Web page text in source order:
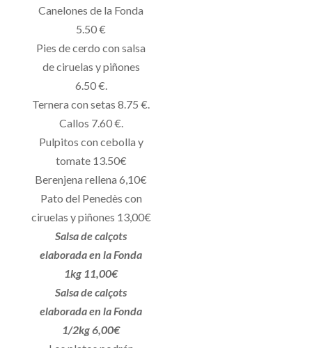
Canelones de la Fonda
5.50 €
Pies de cerdo con salsa
de ciruelas y piñones
6.50 €.
Ternera con setas 8.75 €.
Callos 7.60 €.
Pulpitos con cebolla y
tomate 13.50€
Berenjena rellena 6,10€
Pato del Penedès con
ciruelas y piñones 13,00€
Salsa de calçots
elaborada en la Fonda
1kg 11,00€
Salsa de calçots
elaborada en la Fonda
1/2kg 6,00€